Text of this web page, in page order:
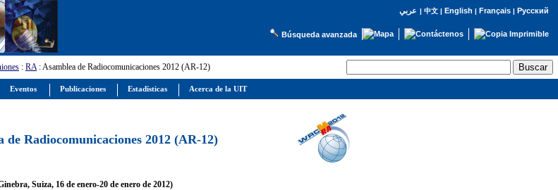
عربي | 中文| English | Français| Русский
Búsqueda avanzada
: RA: Asamblea de Radiocomunicaciones 2012 (AR-12)
de Radiocomunicaciones 2012 (AR-12)
Suiza, 16 de enero-20 de enero de 2012)
Eventos Publicaciones Estadísticas Acerca de la UIT